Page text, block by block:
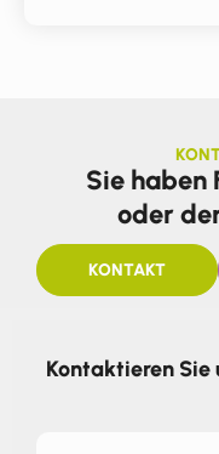
Sie haben
oder
KONTAKT
Kontaktieren Sie